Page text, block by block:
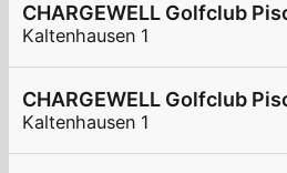
CHARGEWELL Golfclub
Kaltenhausen 1
CHARGEWELL Golfclub
Kaltenhausen 1